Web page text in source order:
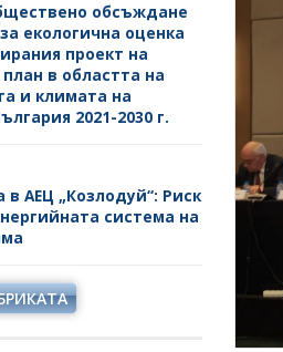
обсъждане
екологична оценка
проект на
в областта на
и климата на
2021-2030 г.
в АЕЦ „Козлодуй“: Риск
система на